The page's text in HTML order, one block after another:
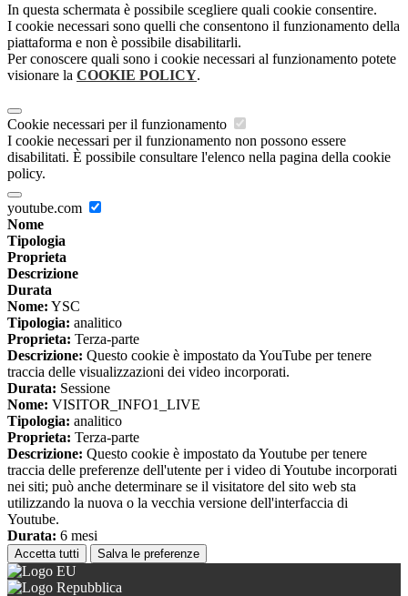
In questa schermata è possibile scegliere quali cookie consentire.
I cookie necessari sono quelli che consentono il funzionamento della
piattaforma e non è possibile disabilitarli.
Per conoscere quali sono i cookie necessari al funzionamento potete
visionare la COOKIE POLICY.
Cookie necessari per il funzionamento
I cookie necessari per il funzionamento non possono essere
disabilitati. È possibile consultare l'elenco nella pagina della cookie
policy.
youtube.com
Nome
Tipologia
Proprieta
Descrizione
Durata
Nome: YSC
Tipologia: analitico
Proprieta: Terza-parte
Descrizione: Questo cookie è impostato da YouTube per tenere
traccia delle visualizzazioni dei video incorporati.
Durata: Sessione
Nome: VISITOR_INFO1_LIVE
Tipologia: analitico
Proprieta: Terza-parte
Descrizione: Questo cookie è impostato da Youtube per tenere
traccia delle preferenze dell'utente per i video di Youtube incorporati
nei siti; può anche determinare se il visitatore del sito web sta
utilizzando la nuova o la vecchia versione dell'interfaccia di
Youtube.
Durata: 6 mesi
Accetta tutti Salva le preferenze